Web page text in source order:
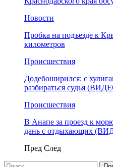
Новости
Пробка на подъезде к
километров
Происшествия
Додебоширился: с
разбираться судья
Происшествия
В Анапе за проезд к
дань с отдыхающих
Пред След